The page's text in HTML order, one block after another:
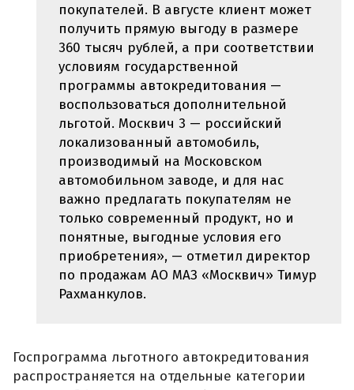
покупателей. В августе клиент может
получить прямую выгоду в размере
360 тысяч рублей, а при соответствии
условиям государственной
программы автокредитования —
воспользоваться дополнительной
льготой. Москвич 3 — российский
локализованный автомобиль,
производимый на Московском
автомобильном заводе, и для нас
важно предлагать покупателям не
только современный продукт, но и
понятные, выгодные условия его
приобретения», — отметил директор
по продажам АО МАЗ «Москвич» Тимур
Рахманкулов.
Госпрограмма льготного автокредитования
распространяется на отдельные категории